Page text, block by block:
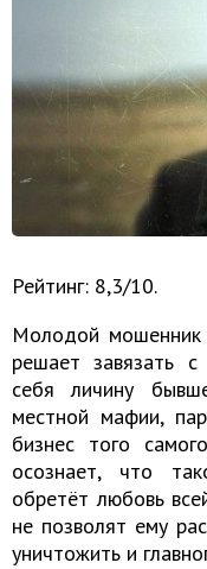
Рейтинг: 8,3/10.
Молодой мошенник
решает завязать
себя личину
местной мафии,
бизнес того
осознает, что
обретёт любовь
не позволят ему
уничтожить и